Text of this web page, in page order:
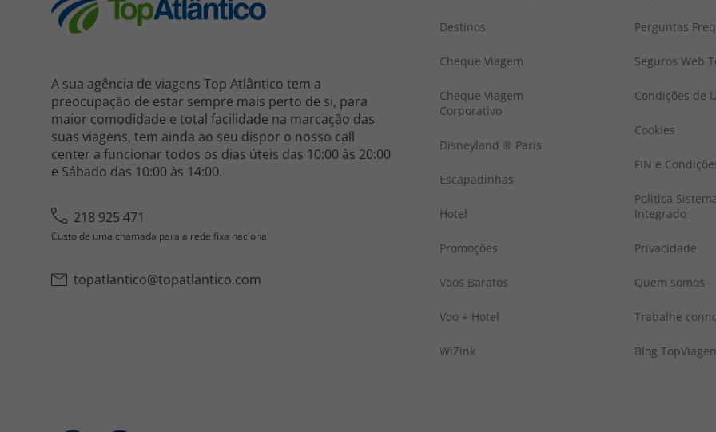
A sua agência de viagens Top Atlântico tem a
preocupação de estar sempre mais perto de si, para
maior comodidade e total facilidade na marcação das
suas viagens, tem ainda ao seu dispor o nosso call
center a funcionar todos os dias úteis das 10:00 às 20:00
e Sábado das 10:00 às 14:00.
218 925 471
Custo de uma chamada para a rede fixa nacional
topatlantico@topatlantico.com
Destinos
Cheque Viagem
Cheque Viagem
Corporativo
Disneyland ® Paris
Escapadinhas
Hotel
Promoções
Voos Baratos
Voo + Hotel
WiZink
Perguntas
Seguros Web
Condições de
Cookies
FIN e
Politica
Integrado
Privacidade
Quem somos
Trabalhe
Blog